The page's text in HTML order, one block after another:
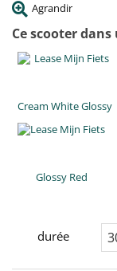
Agrandir
Ce scooter
Cream White Glossy
Glossy Red
durée